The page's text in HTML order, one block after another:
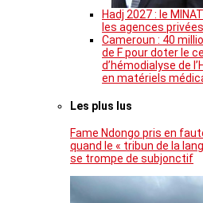
Hadj 2027 : le
les agences
Cameroun : 40
de F pour doter le
d’hémodialyse de
en matériels
Les plus lus
Fame Ndongo pris en
quand le « tribun de la
se trompe de subjonctif